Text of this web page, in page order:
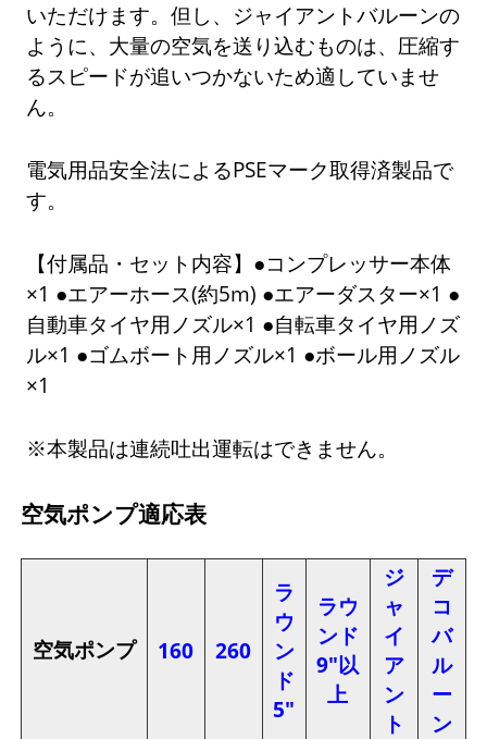
いただけます。但し、ジャイアントバルーンの
ように、大量の空気を送り込むものは、圧縮す
るスピードが追いつかないため適していませ
ん。
電気用品安全法によるPSEマーク取得済製品で
す。
【付属品・セット内容】●コンプレッサー本体
×1 ●エアーホース(約5m) ●エアーダスター×1 ●
自動車タイヤ用ノズル×1 ●自転車タイヤ用ノズ
ル×1 ●ゴムボート用ノズル×1 ●ボール用ノズル
×1
※本製品は連続吐出運転はできません。
空気ポンプ適応表
空気ポンプ 160 260
ラ
ウ
ン
ド
5"
ラウ
ンド
9"以
上
ジ
ャ
イ
ア
ン
ト
デ
コ
バ
ル
ー
ン